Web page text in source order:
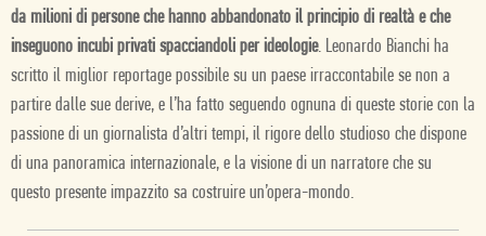
da milioni di persone che hanno abbandonato il principio di realtà e che
inseguono incubi privati spacciandoli per ideologie. Leonardo Bianchi ha
scritto il miglior reportage possibile su un paese irraccontabile se non a
partire dalle sue derive, e l’ha fatto seguendo ognuna di queste storie con la
passione di un giornalista d’altri tempi, il rigore dello studioso che dispone
di una panoramica internazionale, e la visione di un narratore che su
questo presente impazzito sa costruire un’opera-mondo.